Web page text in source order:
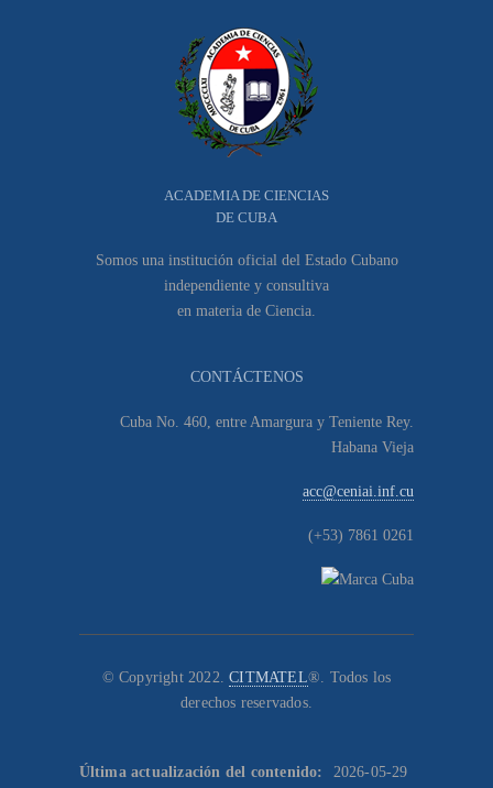
ACADEMIA DE CIENCIAS
DE CUBA
Somos una institución oficial del Estado Cubano
independiente y consultiva
en materia de Ciencia.
CONTÁCTENOS
Cuba No. 460, entre Amargura y Teniente Rey.
Habana Vieja
acc@ceniai.inf.cu
(+53) 7861 0261
© Copyright 2022.CITMATEL®. Todos los
derechos reservados.
Última actualización del contenido: 2026-05-29